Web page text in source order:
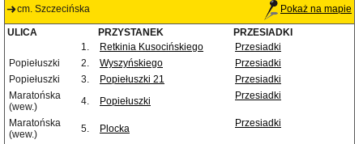
cm. Szczecińska Pokaż na mapie
ULICA PRZYSTANEK
PRZESIADKI
1.
Retkinia Kusocińskiego
Przesiadki
Popiełuszki
2. Wyszyńskiego
Przesiadki
Popiełuszki
3. Popiełuszki 21
Przesiadki
Maratońska
(wew.)
4. Popiełuszki Przesiadki
Maratońska
(wew.)
5. Plocka Przesiadki